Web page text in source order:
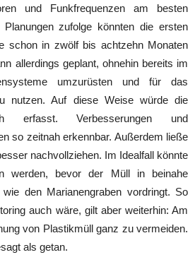
und Funkfrequenzen am besten
zufolge könnten die ersten
schon in zwölf bis achtzehn Monaten
allerdings geplant, ohnehin bereits im
umzurüsten und für das
nutzen. Auf diese Weise würde die
erfasst. Verbesserungen und
so zeitnah erkennbar. Außerdem ließe
nachvollziehen. Im Idealfall könnte
werden, bevor der Müll in beinahe
wie den Marianengraben vordringt. So
auch wäre, gilt aber weiterhin: Am
von Plastikmüll ganz zu vermeiden.
als getan.